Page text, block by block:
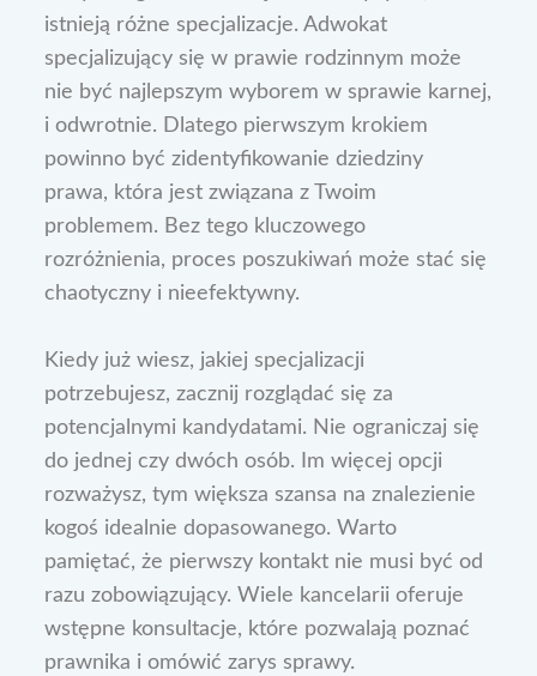
istnieją różne specjalizacje. Adwokat
specjalizujący się w prawie rodzinnym może
nie być najlepszym wyborem w sprawie karnej,
i odwrotnie. Dlatego pierwszym krokiem
powinno być zidentyfikowanie dziedziny
prawa, która jest związana z Twoim
problemem. Bez tego kluczowego
rozróżnienia, proces poszukiwań może stać się
chaotyczny i nieefektywny.
Kiedy już wiesz, jakiej specjalizacji
potrzebujesz, zacznij rozglądać się za
potencjalnymi kandydatami. Nie ograniczaj się
do jednej czy dwóch osób. Im więcej opcji
rozważysz, tym większa szansa na znalezienie
kogoś idealnie dopasowanego. Warto
pamiętać, że pierwszy kontakt nie musi być od
razu zobowiązujący. Wiele kancelarii oferuje
wstępne konsultacje, które pozwalają poznać
prawnika i omówić zarys sprawy.